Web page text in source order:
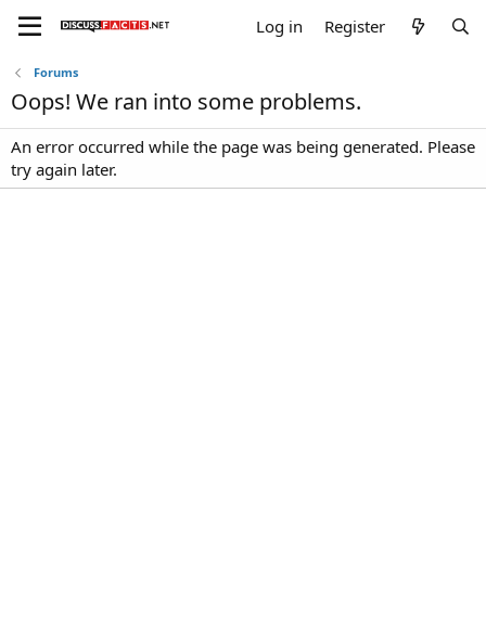
Log in Register
Forums
Oops! We ran into some problems.
An error occurred while the page was being generated. Please
try again later.